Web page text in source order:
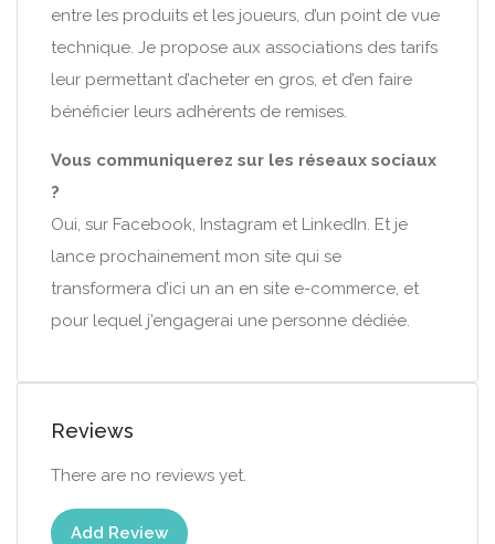
entre les produits et les joueurs, d’un point de vue
technique. Je propose aux associations des tarifs
leur permettant d’acheter en gros, et d’en faire
bénéficier leurs adhérents de remises.
Vous communiquerez sur les réseaux sociaux
?
Oui, sur Facebook, Instagram et LinkedIn. Et je
lance prochainement mon site qui se
transformera d’ici un an en site e-commerce, et
pour lequel j’engagerai une personne dédiée.
Reviews
There are no reviews yet.
Add Review